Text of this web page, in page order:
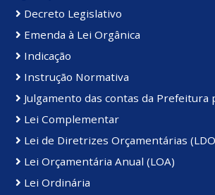
Decreto Legislativo
Emenda à Lei Orgânica
Indicação
Instrução Normativa
Julgamento das contas da Prefeitura
Lei Complementar
Lei de Diretrizes Orçamentárias
Lei Orçamentária Anual (LOA)
Lei Ordinária